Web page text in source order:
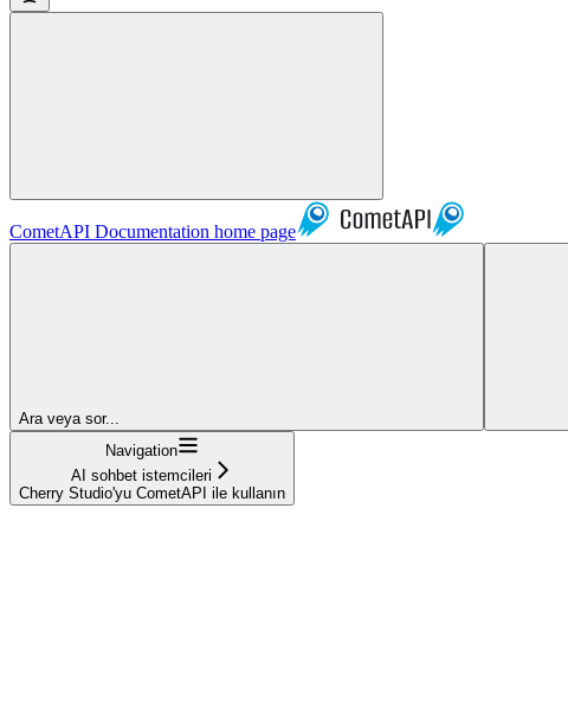
CometAPI Documentation home page
Ara veya sor...
Navigation
AI sohbet istemcileri
Cherry Studio'yu CometAPI ile kullanın